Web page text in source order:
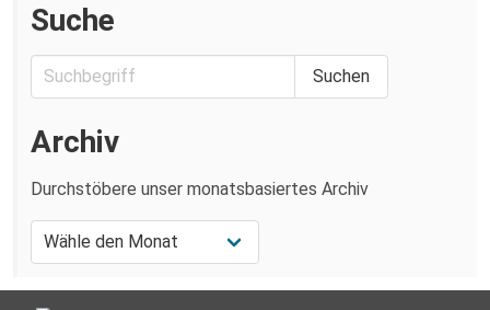
Suche
Archiv
Durchstöbere unser monatsbasiertes Archiv